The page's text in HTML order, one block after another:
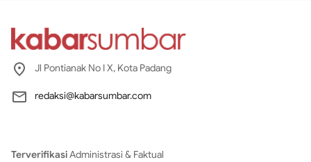
Jl Pontianak No I X, Kota Padang
redaksi@kabarsumbar.com
TerverifikasiAdministrasi & Faktual